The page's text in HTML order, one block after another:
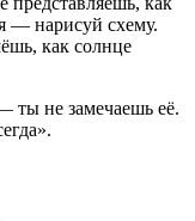
— нарисуй схему.
как солнце
ты не замечаешь её.